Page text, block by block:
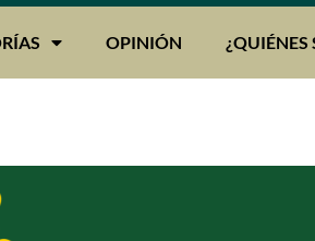
OPINIÓN ¿QUIÉNES